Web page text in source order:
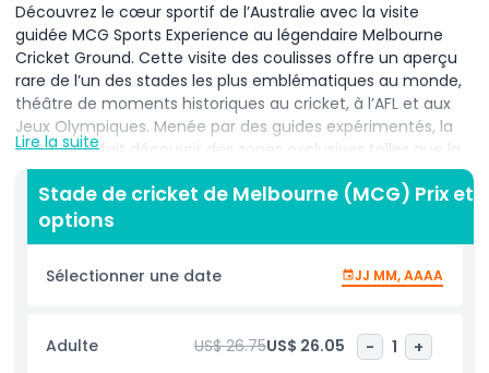
Découvrez le cœur sportif de l’Australie avec la visite
guidée MCG Sports Experience au légendaire Melbourne
Cricket Ground. Cette visite des coulisses offre un aperçu
rare de l’un des stades les plus emblématiques au monde,
théâtre de moments historiques au cricket, à l’AFL et aux
Jeux Olympiques. Menée par des guides expérimentés, la
visite vous fait découvrir des zones exclusives telles que la
MCC Long Room, les vestiaires des joueurs, le centre
médias, et vous permet même de marcher à côté du
gazon sacré. Apprenez-en plus sur les plus de 170 ans
d’histoire du MCG et son rôle essentiel dans la riche culture
sportive de Melbourne. Située au cœur du quartier sportif
de la ville, cette expérience immersive est parfaite pour les
internationaux. Que vous soyez intéressé par le football
australien, les Ashes ou les Jeux Olympiques de 1956, la
Lire la suite
Stade de cricket de Melbourne (MCG) Prix et
options
Sélectionner une date JJ MM, AAAA
Adulte US$ 26.75US$ 26.05 - 1 +